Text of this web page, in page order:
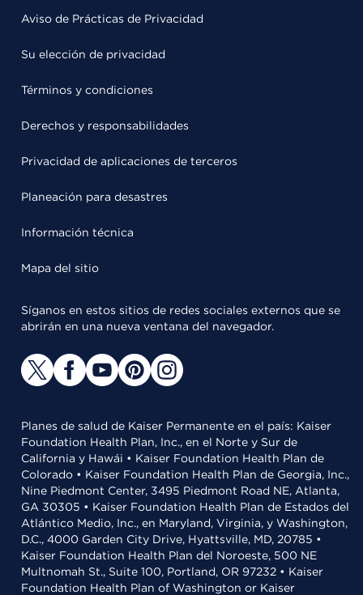
Aviso de Prácticas de Privacidad
Su elección de privacidad
Términos y condiciones
Derechos y responsabilidades
Privacidad de aplicaciones de terceros
Planeación para desastres
Información técnica
Mapa del sitio
Síganos en estos sitios de redes sociales externos que se
abrirán en una nueva ventana del navegador.
Planes de salud de Kaiser Permanente en el país: Kaiser
Foundation Health Plan, Inc., en el Norte y Sur de
California y Hawái • Kaiser Foundation Health Plan de
Colorado • Kaiser Foundation Health Plan de Georgia, Inc.,
Nine Piedmont Center, 3495 Piedmont Road NE, Atlanta,
GA 30305 • Kaiser Foundation Health Plan de Estados del
Atlántico Medio, Inc., en Maryland, Virginia, y Washington,
D.C., 4000 Garden City Drive, Hyattsville, MD, 20785 •
Kaiser Foundation Health Plan del Noroeste, 500 NE
Multnomah St., Suite 100, Portland, OR 97232 • Kaiser
Foundation Health Plan of Washington or Kaiser